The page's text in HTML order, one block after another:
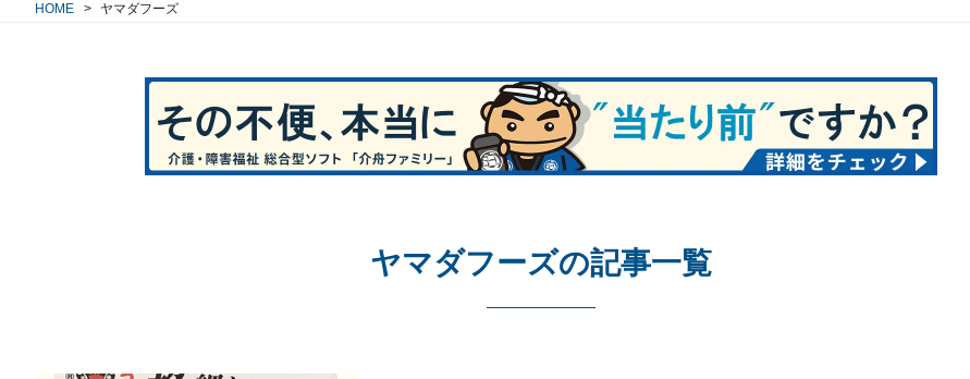
HOME ヤマダフーズ
ヤマダフーズの記事一覧